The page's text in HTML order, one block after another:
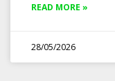
READ MORE »
28/05/2026